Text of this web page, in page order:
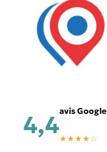
4,4avis Google
★★★★☆